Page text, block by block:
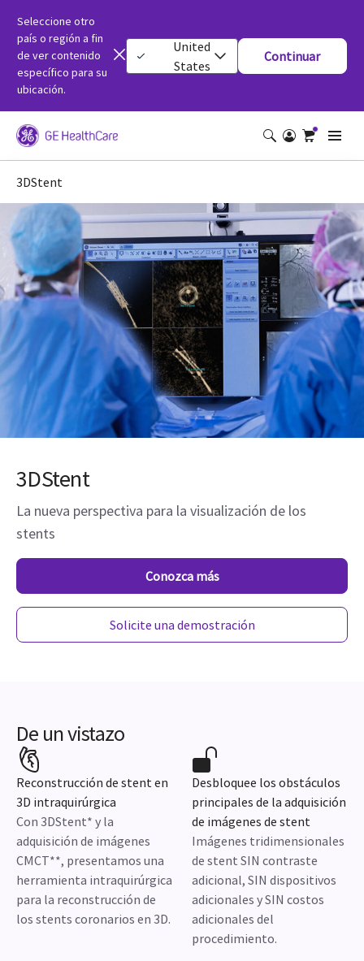
Seleccione otro
país o región a fin
de ver contenido
específico para su
ubicación.
United
States
Continuar
3DStent
3DStent
La nueva perspectiva para la visualización de los
stents
Conozca más
Solicite una demostración
De un vistazo
Reconstrucción de stent en
3D intraquirúrgica
Con 3DStent* y la
adquisición de imágenes
CMCT**, presentamos una
herramienta intraquirúrgica
para la reconstrucción de
los stents coronarios en 3D.
Desbloquee los obstáculos
principales de la adquisición
de imágenes de stent
Imágenes tridimensionales
de stent SIN contraste
adicional, SIN dispositivos
adicionales y SIN costos
adicionales del
procedimiento.